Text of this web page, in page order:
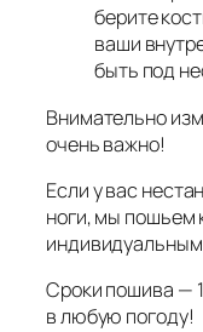
берите
ваши
быть под
Внимательно
очень важно!
Если у вас
ноги, мы
Сроки пошива —
в любую погоду!